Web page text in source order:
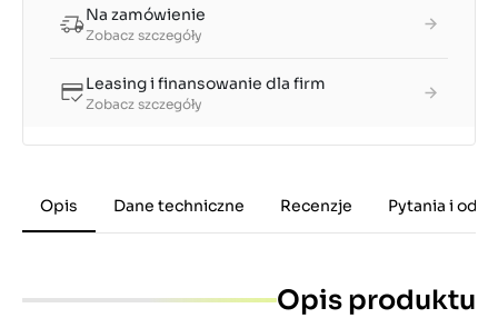
Na zamówienie
Zobacz szczegóły
Leasing i finansowanie dla firm
Zobacz szczegóły
Opis Dane techniczne Recenzje Pytania i
Opis produktu